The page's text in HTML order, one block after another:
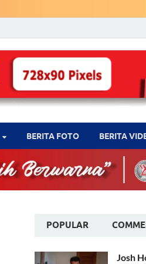
BERITA FOTO BERITA
POPULAR
Josh